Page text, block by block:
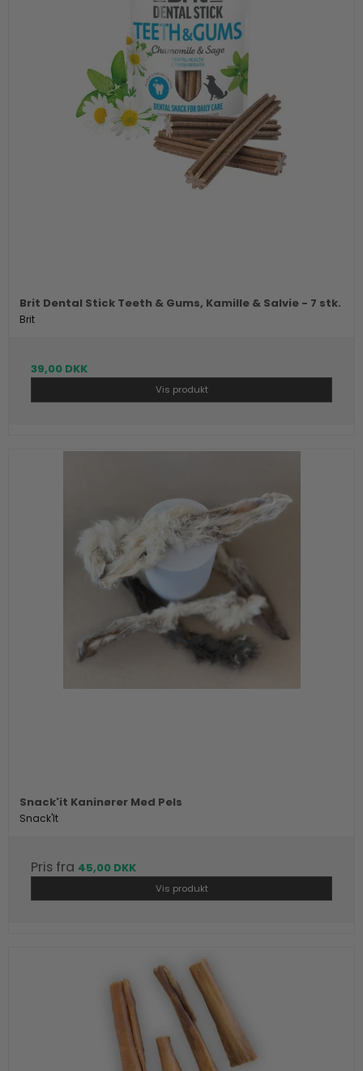
Brit Dental Stick Teeth & Gums, Kamille & Salvie - 7 stk.
Brit
39,00 DKK
Vis produkt
Snack'it Kaninører Med Pels
Snack'It
Pris fra 45,00 DKK
Vis produkt